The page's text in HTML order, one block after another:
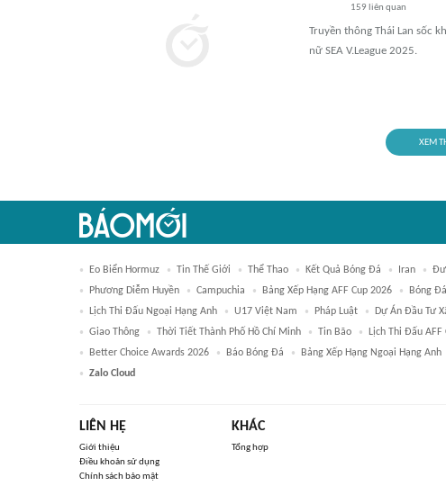
159 liên quan
Truyền thông Thái Lan sốc
nữ SEA V.League 2025.
XEM
Eo Biển Hormuz Tin Thế Giới Thể Thao Kết Quả Bóng Đá Iran
Phương Diễm Huyền
Campuchia Bảng Xếp Hạng AFF Cup 2026 Bóng
Lịch Thi Đấu Ngoại Hạng Anh
U17 Việt Nam Pháp Luật Dự Án Đầu Tư
Giao Thông
Thời Tiết Thành Phố Hồ Chí Minh Tin Bão Lịch Thi Đấu AFF
Better Choice Awards 2026
Báo Bóng Đá Bảng Xếp Hạng Ngoại Hạng Anh
Zalo Cloud
LIÊN HỆ
Giới thiệu
Điều khoản sử dụng
Chính sách bảo mật
KHÁC
Tổng hợp